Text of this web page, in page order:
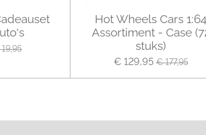
Hot Wheels Cars 1:64
Assortiment - Case
stuks)
€ 129,95 € 177,95